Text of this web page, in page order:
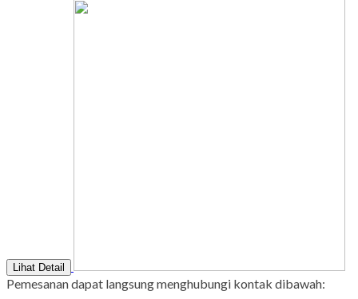
Lihat Detail
Pemesanan dapat langsung menghubungi kontak dibawah: